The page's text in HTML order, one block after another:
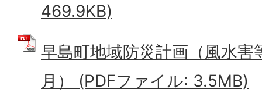
469.9KB)
早島町地域防災計画（風水害
月） (PDFファイル: 3.5MB)